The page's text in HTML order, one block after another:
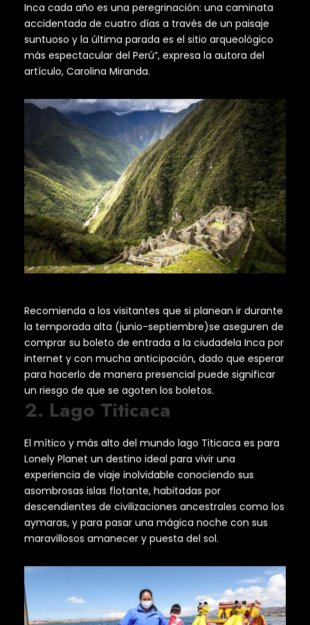
Inca cada año es una peregrinación: una caminata
accidentada de cuatro días a través de un paisaje
suntuoso y la última parada es el sitio arqueológico
más espectacular del Perú”, expresa la autora del
artículo, Carolina Miranda.
Recomienda a los visitantes que si planean ir durante
la temporada alta (junio-septiembre)se aseguren de
comprar su boleto de entrada a la ciudadela Inca por
internet y con mucha anticipación, dado que esperar
para hacerlo de manera presencial puede significar
un riesgo de que se agoten los boletos.
2. Lago Titicaca
El mítico y más alto del mundo lago Titicaca es para
Lonely Planet un destino ideal para vivir una
experiencia de viaje inolvidable conociendo sus
asombrosas islas flotante, habitadas por
descendientes de civilizaciones ancestrales como los
aymaras, y para pasar una mágica noche con sus
maravillosos amanecer y puesta del sol.